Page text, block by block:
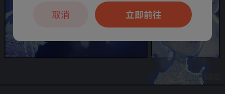
立即前往
取消